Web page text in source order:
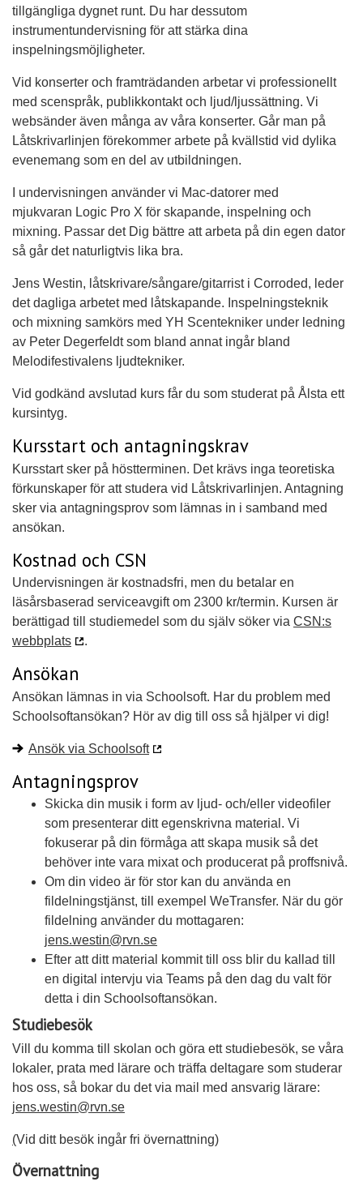
tillgängliga dygnet runt. Du har dessutom
instrumentundervisning för att stärka dina
inspelningsmöjligheter.
Vid konserter och framträdanden arbetar vi professionellt
med scenspråk, publikkontakt och ljud/ljussättning. Vi
websänder även många av våra konserter. Går man på
Låtskrivarlinjen förekommer arbete på kvällstid vid dylika
evenemang som en del av utbildningen.
I undervisningen använder vi Mac-datorer med
mjukvaran Logic Pro X för skapande, inspelning och
mixning. Passar det Dig bättre att arbeta på din egen dator
så går det naturligtvis lika bra.
Jens Westin, låtskrivare/sångare/gitarrist i Corroded, leder
det dagliga arbetet med låtskapande. Inspelningsteknik
och mixning samkörs med YH Scentekniker under ledning
av Peter Degerfeldt som bland annat ingår bland
Melodifestivalens ljudtekniker.
Vid godkänd avslutad kurs får du som studerat på Ålsta ett
kursintyg.
Kursstart och antagningskrav
Kursstart sker på höstterminen. Det krävs inga teoretiska
förkunskaper för att studera vid Låtskrivarlinjen. Antagning
sker via antagningsprov som lämnas in i samband med
ansökan.
Kostnad och CSN
Undervisningen är kostnadsfri, men du betalar en
läsårsbaserad serviceavgift om 2300 kr/termin. Kursen är
berättigad till studiemedel som du själv söker via CSN:s
webbplats
.
Ansökan
Ansökan lämnas in via Schoolsoft. Har du problem med
Schoolsoftansökan? Hör av dig till oss så hjälper vi dig!
Ansök via Schoolsoft
Antagningsprov
Skicka din musik i form av ljud- och/eller videofiler
som presenterar ditt egenskrivna material. Vi
fokuserar på din förmåga att skapa musik så det
behöver inte vara mixat och producerat på proffsnivå.
Om din video är för stor kan du använda en
fildelningstjänst, till exempel WeTransfer. När du gör
fildelning använder du mottagaren:
jens.westin@rvn.se
Efter att ditt material kommit till oss blir du kallad till
en digital intervju via Teams på den dag du valt för
detta i din Schoolsoftansökan.
Studiebesök
Vill du komma till skolan och göra ett studiebesök, se våra
lokaler, prata med lärare och träffa deltagare som studerar
hos oss, så bokar du det via mail med ansvarig lärare:
jens.westin@rvn.se
(Vid ditt besök ingår fri övernattning)
Övernattning